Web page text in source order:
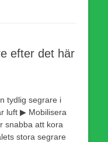
efter det här
tydlig segrare i
luft ▶ Mobilisera
snabba att kora
stora segrare